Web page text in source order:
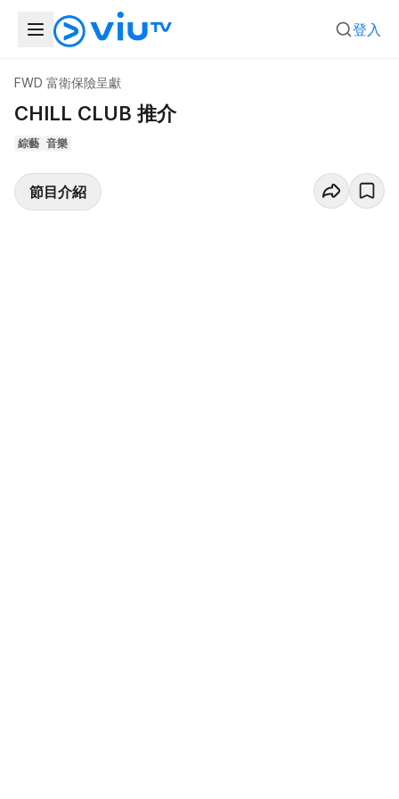
登入
FWD 富衛保險呈獻
CHILL CLUB 推介
綜藝 音樂
節目介紹